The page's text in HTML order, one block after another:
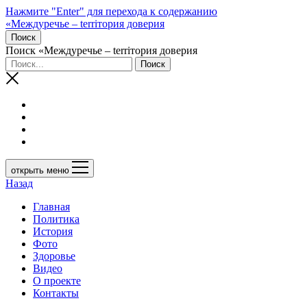
Нажмите "Enter" для перехода к содержанию
«Междуречье – terriтория доверия
Поиск
Поиск «Междуречье – terriтория доверия
открыть меню
Назад
Главная
Политика
История
Фото
Здоровье
Видео
О проекте
Контакты